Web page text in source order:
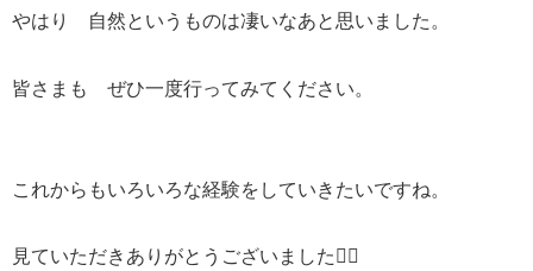
やはり 自然というものは凄いなあと思いました。
皆さまも ぜひ一度行ってみてください。
これからもいろいろな経験をしていきたいですね。
見ていただきありがとうございました🙇‍♂️